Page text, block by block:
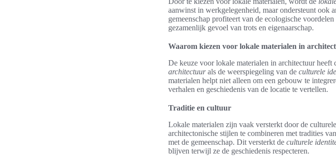
aanwinst in werkgelegenheid, maar ondersteunt ook
gemeenschap profiteert van de ecologische
gezamenlijk gevoel van trots en eigenaarschap.
Waarom kiezen voor lokale materialen in
De keuze voor lokale materialen in architectuur
architectuurals de weerspiegeling van de culturele
materialen helpt niet alleen om een gebouw te
verhalen en geschiedenis van de locatie te vertellen.
Traditie en cultuur
Lokale materialen zijn vaak versterkt door de
architectonische stijlen te combineren met tradities
met de gemeenschap. Dit versterkt de culturele
blijven terwijl ze de geschiedenis respecteren.